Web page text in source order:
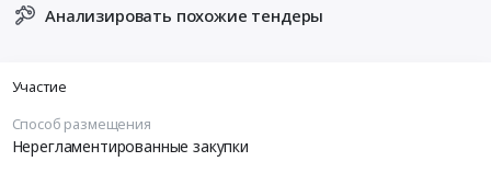
Анализировать похожие тендеры
Участие
Способ размещения
Нерегламентированные закупки